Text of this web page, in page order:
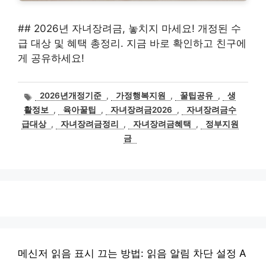
## 2026년 자녀장려금, 놓치지 마세요! 개정된 수
급 대상 및 혜택 총정리. 지금 바로 확인하고 친구에
게 공유하세요!
태
그
2026년개정기준 , 가정행복지원 , 꿀팁공유 ,
생
활정보
, 육아꿀팁 , 자녀장려금2026 ,
자녀장려금수
급대상 , 자녀장려금정리 , 자녀장려금혜택 ,
정부지원
금
메신저 읽음 표시 끄는 방법: 읽음 알림 차단 설정 A